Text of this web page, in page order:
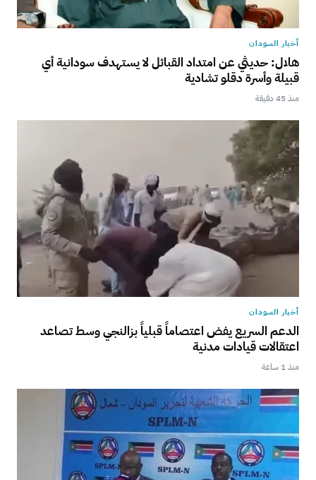
أخبار السودان
هلال: حديثي عن امتداد القبائل لا يستهدف سودانية أي
قبيلة وأسرة دقلو تشادية
منذ 45 دقيقة
أخبار السودان
الدعم السريع يفض اعتصاماً قبلياً بزالنجي وسط تصاعد
اعتقالات قيادات مدنية
منذ 1 ساعة